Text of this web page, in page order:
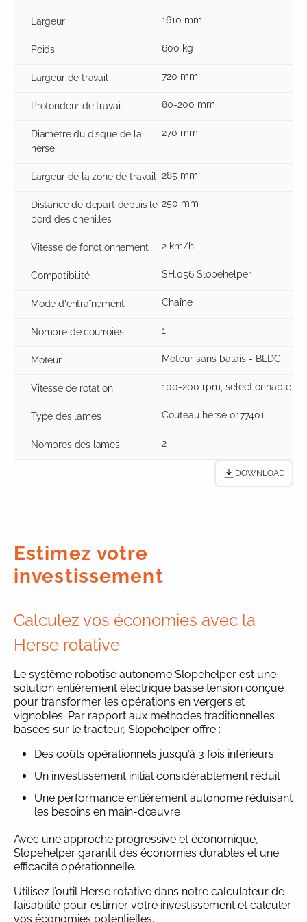
Largeur 1610 mm
Poids 600 kg
Largeur de travail 720 mm
Profondeur de travail 80-200 mm
Diamètre du disque de la
herse
270 mm
Largeur de la zone de travail 285 mm
Distance de départ depuis le
bord des chenilles
250 mm
Vitesse de fonctionnement 2 km/h
Compatibilité SH.056 Slopehelper
Mode d'entraînement Chaîne
Nombre de courroies 1
Moteur Moteur sans balais - BLDC
Vitesse de rotation 100-200 rpm, selectionnable
Type des lames Couteau herse 0177401
Nombres des lames 2
DOWNLOAD
Estimez votre
investissement
Calculez vos économies avec la
Herse rotative
Le système robotisé autonome Slopehelper est une
solution entièrement électrique basse tension conçue
pour transformer les opérations en vergers et
vignobles. Par rapport aux méthodes traditionnelles
basées sur le tracteur, Slopehelper offre :
Des coûts opérationnels jusqu’à 3 fois inférieurs
Un investissement initial considérablement réduit
Une performance entièrement autonome réduisant
les besoins en main-d’œuvre
Avec une approche progressive et économique,
Slopehelper garantit des économies durables et une
efficacité opérationnelle.
Utilisez l’outil Herse rotative dans notre calculateur de
faisabilité pour estimer votre investissement et calculer
vos économies potentielles.